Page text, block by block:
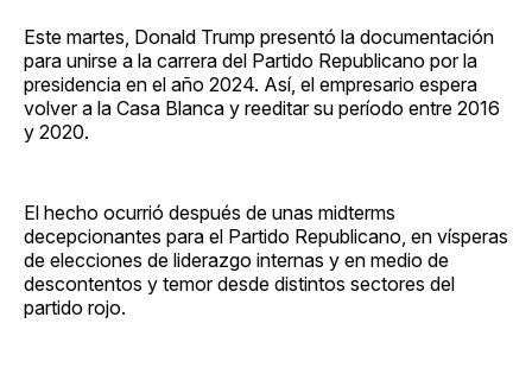
Este martes, Donald Trump presentó la documentación
para unirse a la carrera del Partido Republicano por la
presidencia en el año 2024. Así, el empresario espera
volver a la Casa Blanca y reeditar su período entre 2016
y 2020.
El hecho ocurrió después de unas midterms
decepcionantes para el Partido Republicano, en vísperas
de elecciones de liderazgo internas y en medio de
descontentos y temor desde distintos sectores del
partido rojo.